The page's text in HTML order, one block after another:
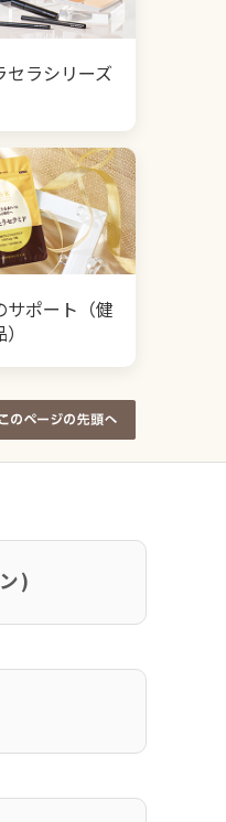
セラシリーズ
サポート（健
)